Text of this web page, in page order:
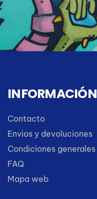
INFORMACIÓN
Contacto
Envios y devoluciones
Condiciones generales
FAQ
Mapa web